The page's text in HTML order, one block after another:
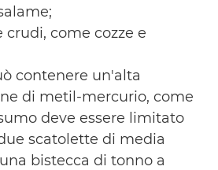
come cozze e
contenere un'alta
di metil-mercurio, come
deve essere limitato
scatolette di media
bistecca di tonno a